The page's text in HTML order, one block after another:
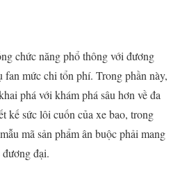
chức năng phổ thông với đương
mức chi tổn phí. Trong phần này,
phá với khám phá sâu hơn về đa
kế sức lôi cuốn của xe bao, trong
mã sản phẩm ân buộc phải mang
đại.